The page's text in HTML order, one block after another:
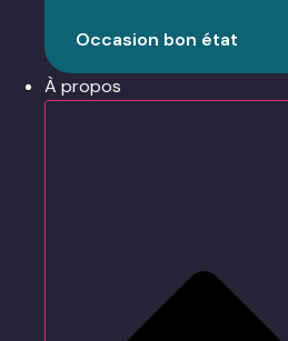
Occasion bon état
À propos